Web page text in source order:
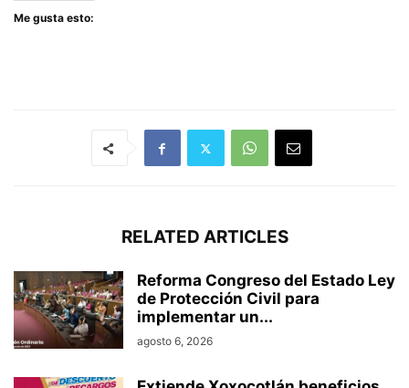
Me gusta esto:
RELATED ARTICLES
Reforma Congreso del Estado Ley
de Protección Civil para
implementar un...
agosto 6, 2026